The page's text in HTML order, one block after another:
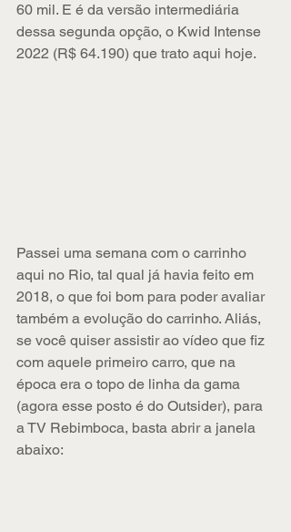
60 mil. E é da versão intermediária
dessa segunda opção, o Kwid Intense
2022 (R$ 64.190) que trato aqui hoje.
Passei uma semana com o carrinho
aqui no Rio, tal qual já havia feito em
2018, o que foi bom para poder avaliar
também a evolução do carrinho. Aliás,
se você quiser assistir ao vídeo que fiz
com aquele primeiro carro, que na
época era o topo de linha da gama
(agora esse posto é do Outsider), para
a TV Rebimboca, basta abrir a janela
abaixo: